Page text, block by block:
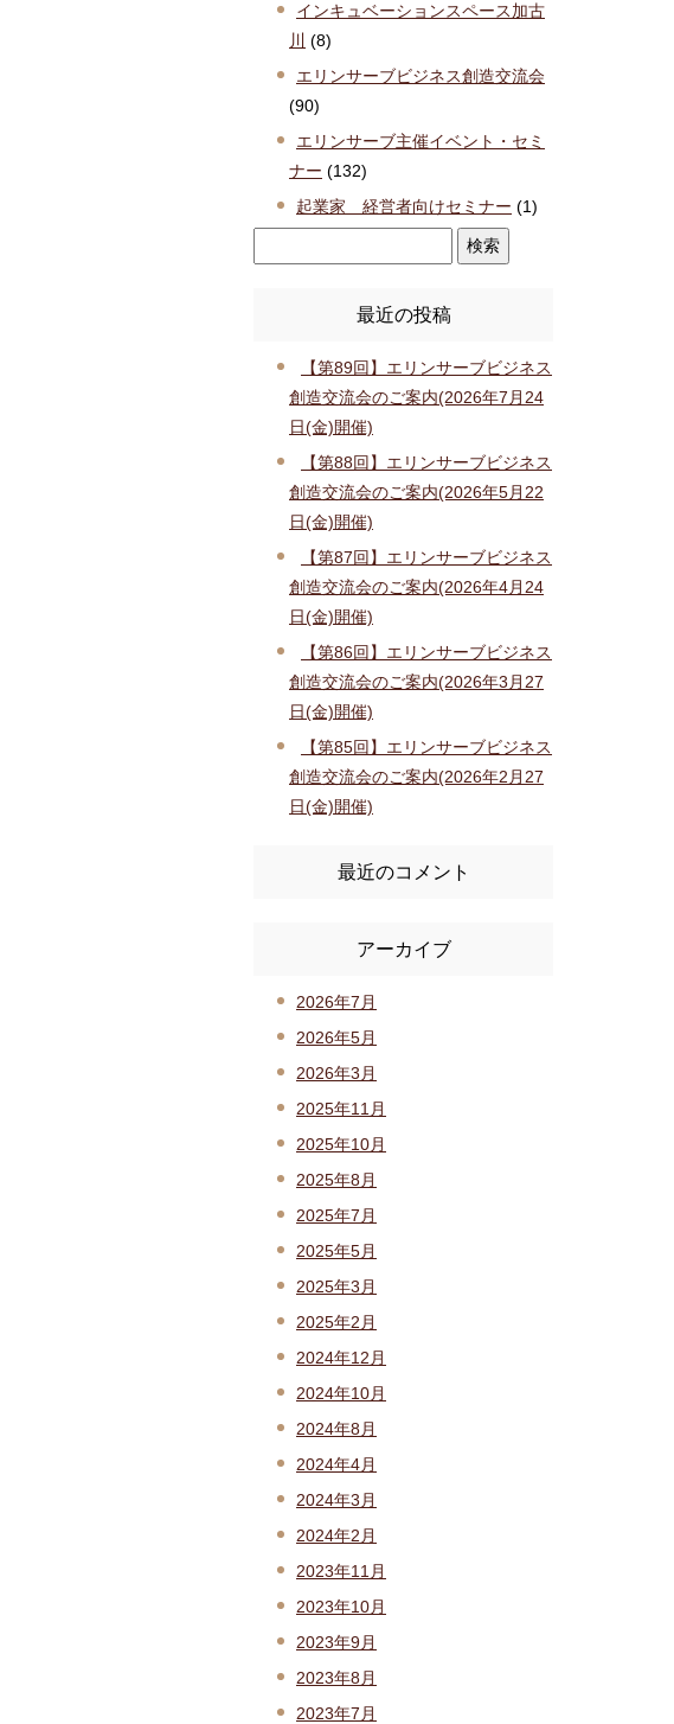
インキュベーションスペース加古
川
(8)
エリンサーブビジネス創造交流会
(90)
エリンサーブ主催イベント・セミ
ナー (132)
起業家 経営者向けセミナー (1)
最近の投稿
【第89回】エリンサーブビジネス
創造交流会のご案内(2026年7月24
日(金)開催)
【第88回】エリンサーブビジネス
創造交流会のご案内(2026年5月22
日(金)開催)
【第87回】エリンサーブビジネス
創造交流会のご案内(2026年4月24
日(金)開催)
【第86回】エリンサーブビジネス
創造交流会のご案内(2026年3月27
日(金)開催)
【第85回】エリンサーブビジネス
創造交流会のご案内(2026年2月27
日(金)開催)
最近のコメント
アーカイブ
2026年7月
2026年5月
2026年3月
2025年11月
2025年10月
2025年8月
2025年7月
2025年5月
2025年3月
2025年2月
2024年12月
2024年10月
2024年8月
2024年4月
2024年3月
2024年2月
2023年11月
2023年10月
2023年9月
2023年8月
2023年7月